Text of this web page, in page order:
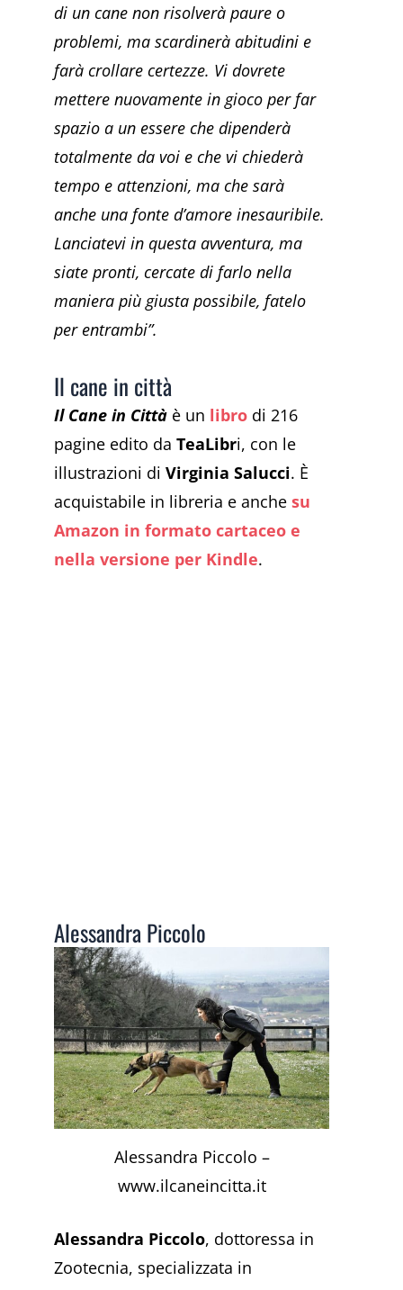
di un cane non risolverà paure o
problemi, ma scardinerà abitudini e
farà crollare certezze. Vi dovrete
mettere nuovamente in gioco per far
spazio a un essere che dipenderà
totalmente da voi e che vi chiederà
tempo e attenzioni, ma che sarà
anche una fonte d’amore inesauribile.
Lanciatevi in questa avventura, ma
siate pronti, cercate di farlo nella
maniera più giusta possibile, fatelo
per entrambi”.
Il cane in città
Il Cane in Città è un libro di 216
pagine edito da TeaLibri, con le
illustrazioni di Virginia Salucci. È
acquistabile in libreria e anche su
Amazon in formato cartaceo e
nella versione per Kindle.
Alessandra Piccolo
Alessandra Piccolo –
www.ilcaneincitta.it
Alessandra Piccolo, dottoressa in
Zootecnia, specializzata in